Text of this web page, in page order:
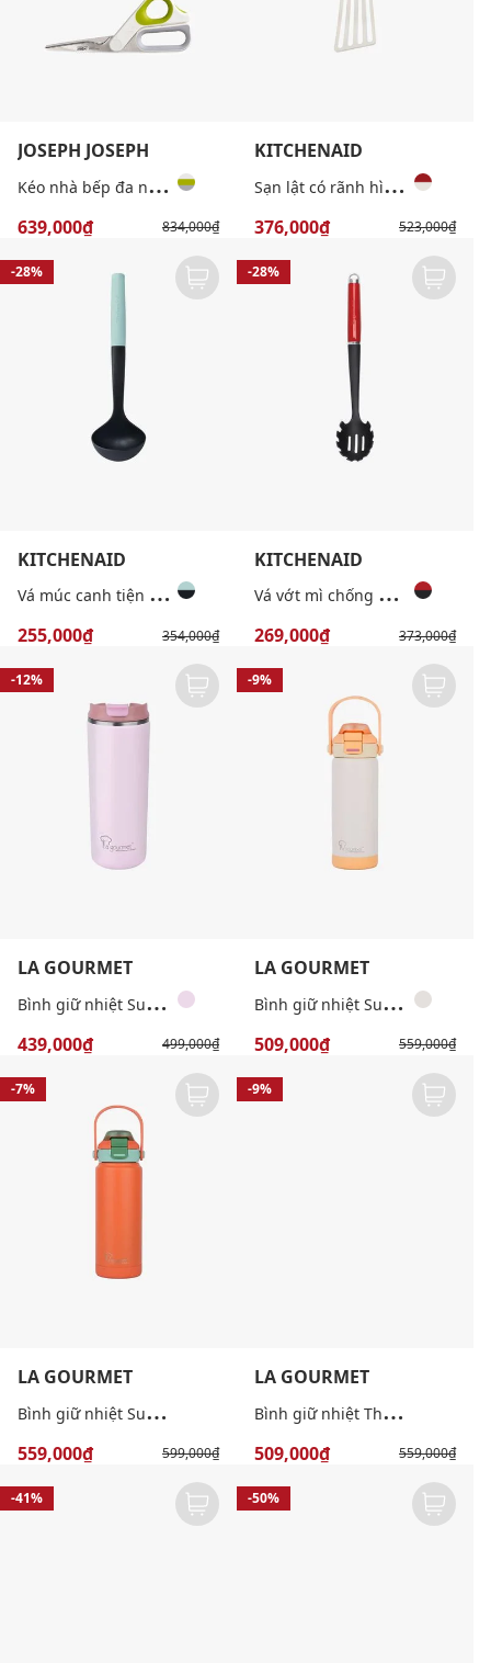
JOSEPH JOSEPH
K
éo nhà bếp đa năng PowerGrip
639,000₫ 834,000₫
KITCHENAID
S
ạn lật có rãnh hình chữ nhật
376,000₫ 523,000₫
-28%
KITCHENAID
V
á múc canh tiện dụng
255,000₫ 354,000₫
-28%
KITCHENAID
V
á vớt mì chống dính cao cấp
269,000₫ 373,000₫
-12%
LA GOURMET
B
ình giữ nhiệt Superwide 350ml
439,000₫ 499,000₫
-9%
LA GOURMET
B
ình giữ nhiệt Superwide 530ml
509,000₫ 559,000₫
-7%
LA GOURMET
B
ình giữ nhiệt Superwide 720ml
559,000₫ 599,000₫
-9%
LA GOURMET
B
ình giữ nhiệt Thermal 530ml
509,000₫ 559,000₫
-41% -50%